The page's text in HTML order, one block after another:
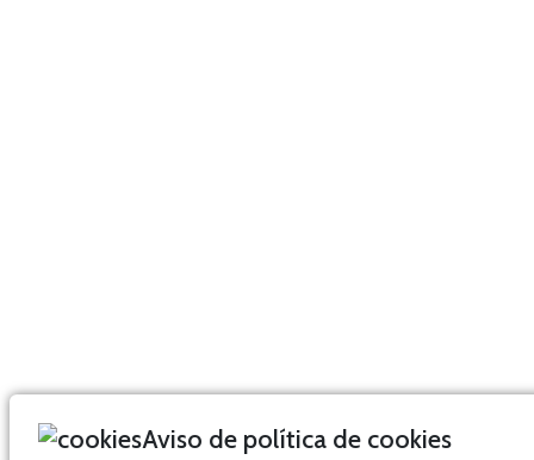
Aviso de política de cookies